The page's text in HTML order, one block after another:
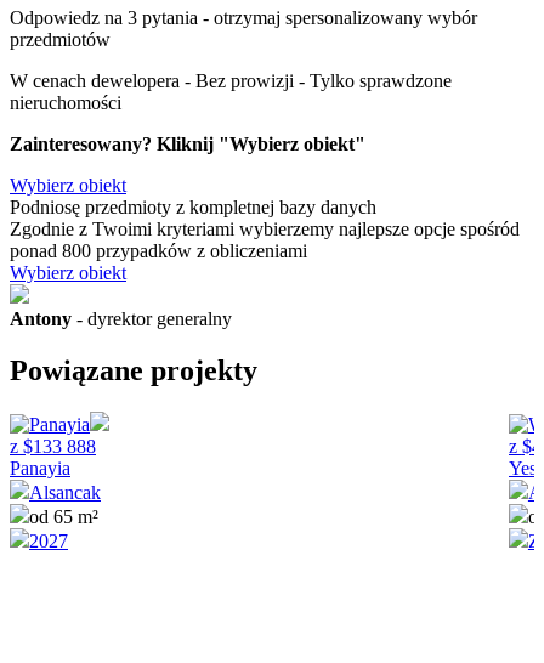
Odpowiedz na 3 pytania - otrzymaj spersonalizowany wybór
przedmiotów
W cenach dewelopera - Bez prowizji - Tylko sprawdzone
nieruchomości
Zainteresowany? Kliknij "Wybierz obiekt"
Wybierz obiekt
Podniosę przedmioty z kompletnej bazy danych
Zgodnie z Twoimi kryteriami wybierzemy najlepsze opcje spośród
ponad 800 przypadków z obliczeniami
Wybierz obiekt
Antony - dyrektor generalny
Powiązane projekty
z $133 888
Panayia
Alsancak
od 65 m²
2027
z $